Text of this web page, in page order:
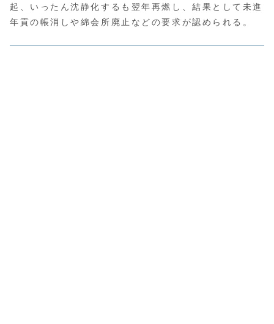
起、いったん沈静化するも翌年再燃し、結果として未進
年貢の帳消しや綿会所廃止などの要求が認められる。